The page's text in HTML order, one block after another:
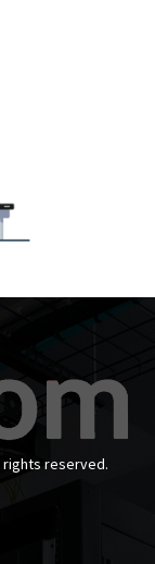
rights reserved.